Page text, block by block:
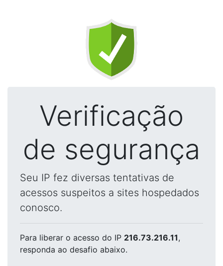
Verificação
de segurança
Seu IP fez diversas tentativas de
acessos suspeitos a sites hospedados
conosco.
Para liberar o acesso do IP 216.73.216.11,
responda ao desafio abaixo.